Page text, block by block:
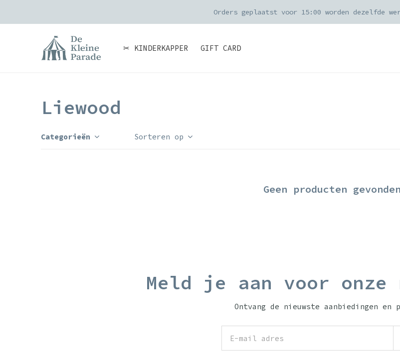
✂ KINDERKAPPER GIFT CARD
Orders geplaatst voor 15:00 worden dezelfde
Liewood
Categorieën Sorteren op
Geen producten
Meld je aan voor onze
Ontvang de nieuwste aanbiedingen en